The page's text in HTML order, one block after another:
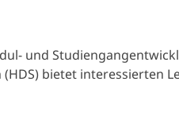
und
bietet interessierten